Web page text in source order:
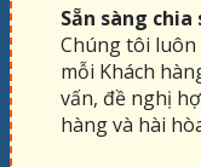
Sẵn sàng chia
Chúng tôi luôn
mỗi Khách
vấn, đề nghị
hàng và hài